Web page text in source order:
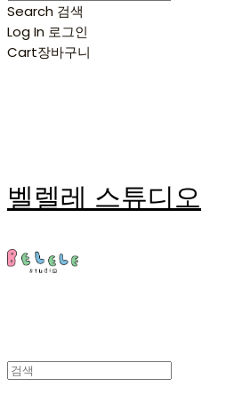
Search 검색
Log In 로그인
Cart장바구니
벨렐레 스튜디오